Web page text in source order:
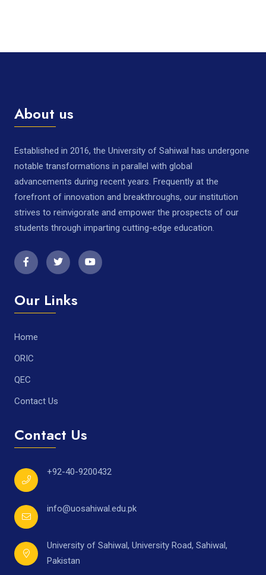
About us
Established in 2016, the University of Sahiwal has undergone
notable transformations in parallel with global
advancements during recent years. Frequently at the
forefront of innovation and breakthroughs, our institution
strives to reinvigorate and empower the prospects of our
students through imparting cutting-edge education.
Our Links
Home
ORIC
QEC
Contact Us
Contact Us
+92-40-9200432
info@uosahiwal.edu.pk
University of Sahiwal, University Road, Sahiwal,
Pakistan